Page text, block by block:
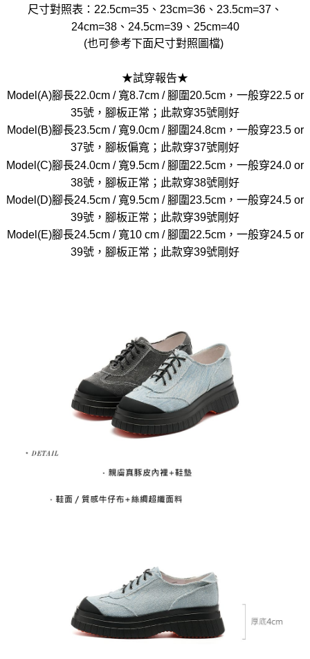
尺寸對照表：22.5cm=35、23cm=36、23.5cm=37、
24cm=38、24.5cm=39、25cm=40
(也可參考下面尺寸對照圖檔)
★試穿報告★
Model(A)腳長22.0cm / 寬8.7cm / 腳圍20.5cm，一般穿22.5 or
35號，腳板正常；此款穿35號剛好
Model(B)腳長23.5cm / 寬9.0cm / 腳圍24.8cm，一般穿23.5 or
37號，腳板偏寬；此款穿37號剛好
Model(C)腳長24.0cm / 寬9.5cm / 腳圍22.5cm，一般穿24.0 or
38號，腳板正常；此款穿38號剛好
Model(D)腳長24.5cm / 寬9.5cm / 腳圍23.5cm，一般穿24.5 or
39號，腳板正常；此款穿39號剛好
Model(E)腳長24.5cm / 寬10 cm / 腳圍22.5cm，一般穿24.5 or
39號，腳板正常；此款穿39號剛好